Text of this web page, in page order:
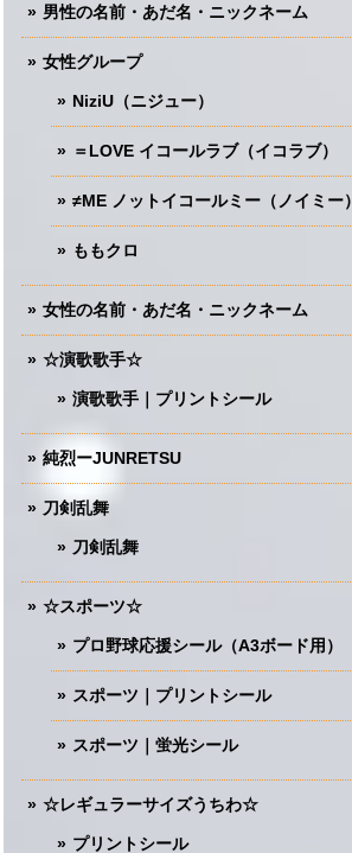
男性の名前・あだ名・ニックネーム
女性グループ
NiziU（ニジュー）
＝LOVE イコールラブ（イコラブ）
≠ME ノットイコールミー（ノイミー）
ももクロ
女性の名前・あだ名・ニックネーム
☆演歌歌手☆
演歌歌手｜プリントシール
純烈ーJUNRETSU
刀剣乱舞
刀剣乱舞
☆スポーツ☆
プロ野球応援シール（A3ボード用）
スポーツ｜プリントシール
スポーツ｜蛍光シール
☆レギュラーサイズうちわ☆
プリントシール